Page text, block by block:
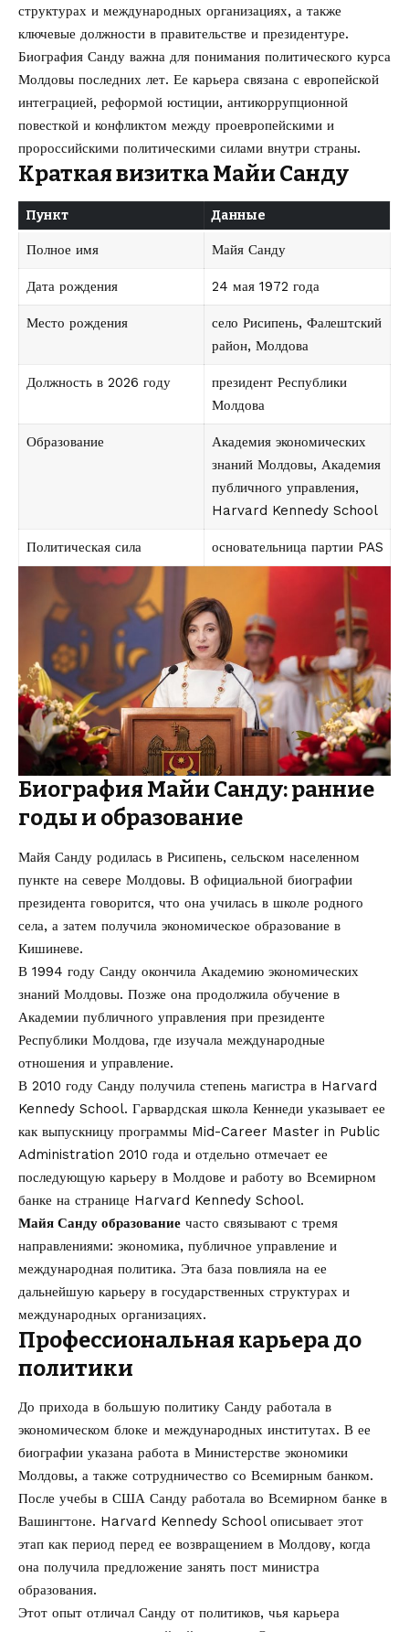
структурах и международных организациях, а также
ключевые должности в правительстве и президентуре.
Биография Санду важна для понимания политического курса
Молдовы последних лет. Ее карьера связана с европейской
интеграцией, реформой юстиции, антикоррупционной
повесткой и конфликтом между проевропейскими и
пророссийскими политическими силами внутри страны.
Краткая визитка Майи Санду
Пункт Данные
Полное имя Майя Санду
Дата рождения 24 мая 1972 года
Место рождения
село Рисипень, Фалештский
район, Молдова
Должность в 2026 году
президент Республики
Молдова
Образование
Академия экономических
знаний Молдовы, Академия
публичного управления,
Harvard Kennedy School
Политическая сила основательница партии PAS
Биография Майи Санду: ранние
годы и образование
Майя Санду родилась в Рисипень, сельском населенном
пункте на севере Молдовы. В официальной биографии
президента говорится, что она училась в школе родного
села, а затем получила экономическое образование в
Кишиневе.
В 1994 году Санду окончила Академию экономических
знаний Молдовы. Позже она продолжила обучение в
Академии публичного управления при президенте
Республики Молдова, где изучала международные
отношения и управление.
В 2010 году Санду получила степень магистра в Harvard
Kennedy School. Гарвардская школа Кеннеди указывает ее
как выпускницу программы Mid-Career Master in Public
Administration 2010 года и отдельно отмечает ее
последующую карьеру в Молдове и работу во Всемирном
банке на странице Harvard Kennedy School.
Майя Санду образование часто связывают с тремя
направлениями: экономика, публичное управление и
международная политика. Эта база повлияла на ее
дальнейшую карьеру в государственных структурах и
международных организациях.
Профессиональная карьера до
политики
До прихода в большую политику Санду работала в
экономическом блоке и международных институтах. В ее
биографии указана работа в Министерстве экономики
Молдовы, а также сотрудничество со Всемирным банком.
После учебы в США Санду работала во Всемирном банке в
Вашингтоне. Harvard Kennedy School описывает этот
этап как период перед ее возвращением в Молдову, когда
она получила предложение занять пост министра
образования.
Этот опыт отличал Санду от политиков, чья карьера